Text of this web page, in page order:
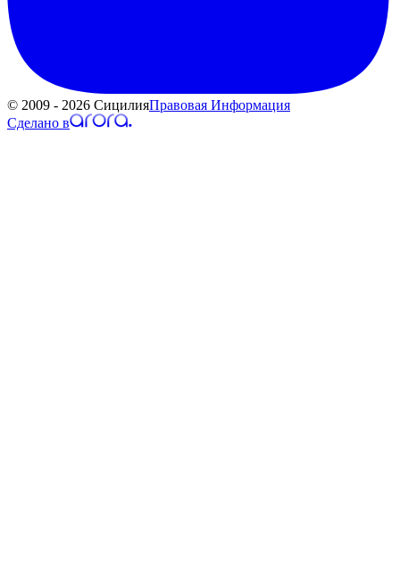
© 2009 - 2026 СицилияПравовая Информация
Сделано в